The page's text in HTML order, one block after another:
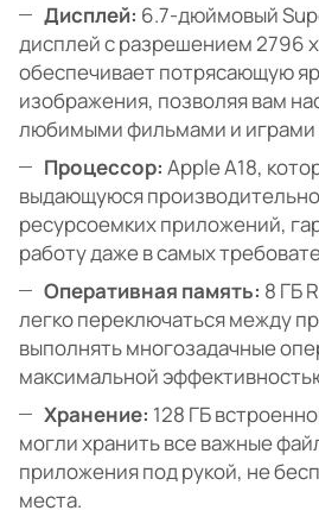
Дисплей: 6.7-дюймовый
дисплей с разрешением 2796
обеспечивает потрясающую
изображения, позволяя вам
любимыми фильмами и играми
Процессор: Apple A18,
выдающуюся
ресурсоемких приложений,
работу даже в самых
Оперативная память: 8 ГБ
легко переключаться между
выполнять многозадачные
максимальной
Хранение: 128 ГБ
могли хранить все важные
приложения под рукой, не
места.